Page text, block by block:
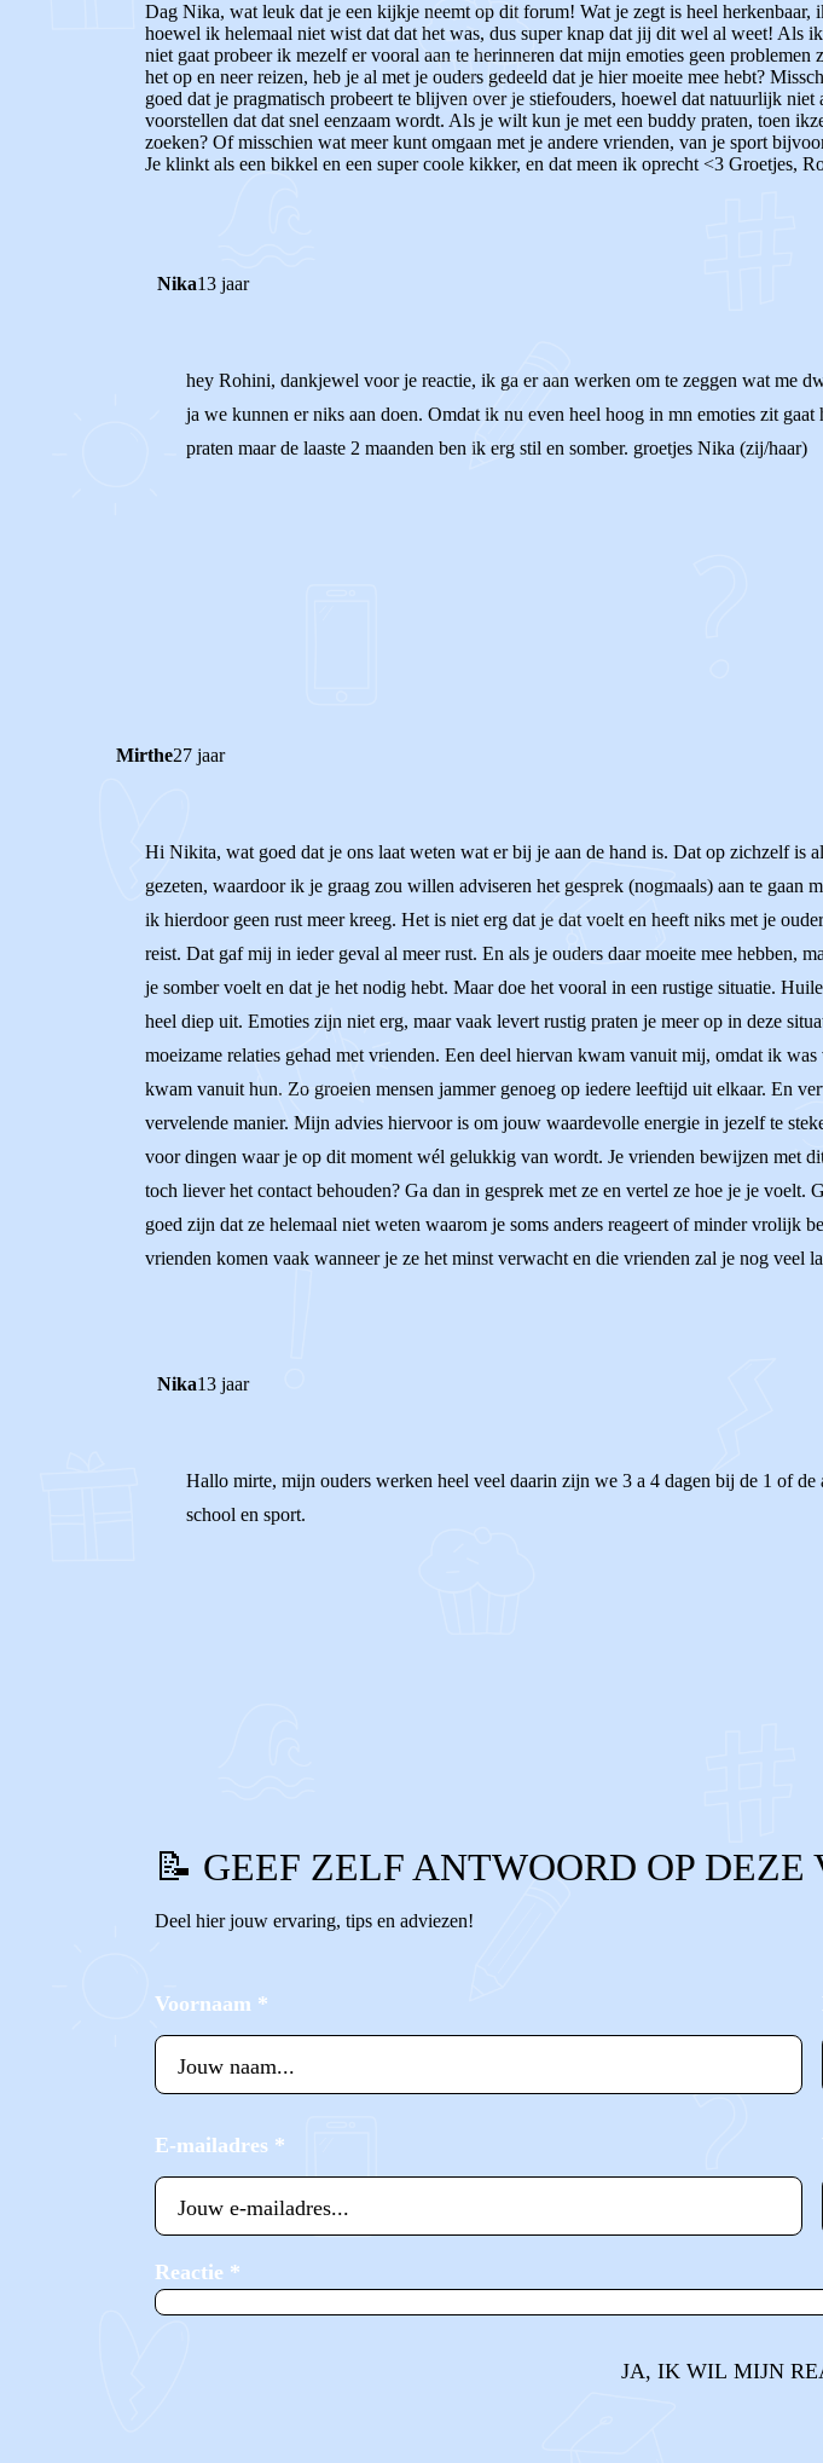
Dag Nika, wat leuk dat je een kijkje neemt op dit forum! Wat je zegt is heel
hoewel ik helemaal niet wist dat dat het was, dus super knap dat jij dit wel al weet!
niet gaat probeer ik mezelf er vooral aan te herinneren dat mijn emoties geen
het op en neer reizen, heb je al met je ouders gedeeld dat je hier moeite mee hebt?
goed dat je pragmatisch probeert te blijven over je stiefouders, hoewel dat natuurlijk
voorstellen dat dat snel eenzaam wordt. Als je wilt kun je met een buddy praten, toen
zoeken? Of misschien wat meer kunt omgaan met je andere vrienden, van je sport
Je klinkt als een bikkel en een super coole kikker, en dat meen ik oprecht <3 Groetjes,
Nika13 jaar
hey Rohini, dankjewel voor je reactie, ik ga er aan werken om te zeggen wat me
ja we kunnen er niks aan doen. Omdat ik nu even heel hoog in mn emoties zit
praten maar de laaste 2 maanden ben ik erg stil en somber. groetjes Nika (zij/haar)
Mirthe27 jaar
Hi Nikita, wat goed dat je ons laat weten wat er bij je aan de hand is. Dat op zichzelf
gezeten, waardoor ik je graag zou willen adviseren het gesprek (nogmaals) aan te
ik hierdoor geen rust meer kreeg. Het is niet erg dat je dat voelt en heeft niks met je
reist. Dat gaf mij in ieder geval al meer rust. En als je ouders daar moeite mee hebben,
je somber voelt en dat je het nodig hebt. Maar doe het vooral in een rustige situatie.
heel diep uit. Emoties zijn niet erg, maar vaak levert rustig praten je meer op in deze
moeizame relaties gehad met vrienden. Een deel hiervan kwam vanuit mij, omdat ik
kwam vanuit hun. Zo groeien mensen jammer genoeg op iedere leeftijd uit elkaar. En
vervelende manier. Mijn advies hiervoor is om jouw waardevolle energie in jezelf te
voor dingen waar je op dit moment wél gelukkig van wordt. Je vrienden bewijzen met
toch liever het contact behouden? Ga dan in gesprek met ze en vertel ze hoe je je
goed zijn dat ze helemaal niet weten waarom je soms anders reageert of minder vrolijk
vrienden komen vaak wanneer je ze het minst verwacht en die vrienden zal je nog veel
Nika13 jaar
Hallo mirte, mijn ouders werken heel veel daarin zijn we 3 a 4 dagen bij de 1 of
school en sport.
📝 GEEF ZELF ANTWOORD OP DEZE
Deel hier jouw ervaring, tips en adviezen!
Voornaam *
E-mailadres *
Reactie *
JA, IK WIL MIJN